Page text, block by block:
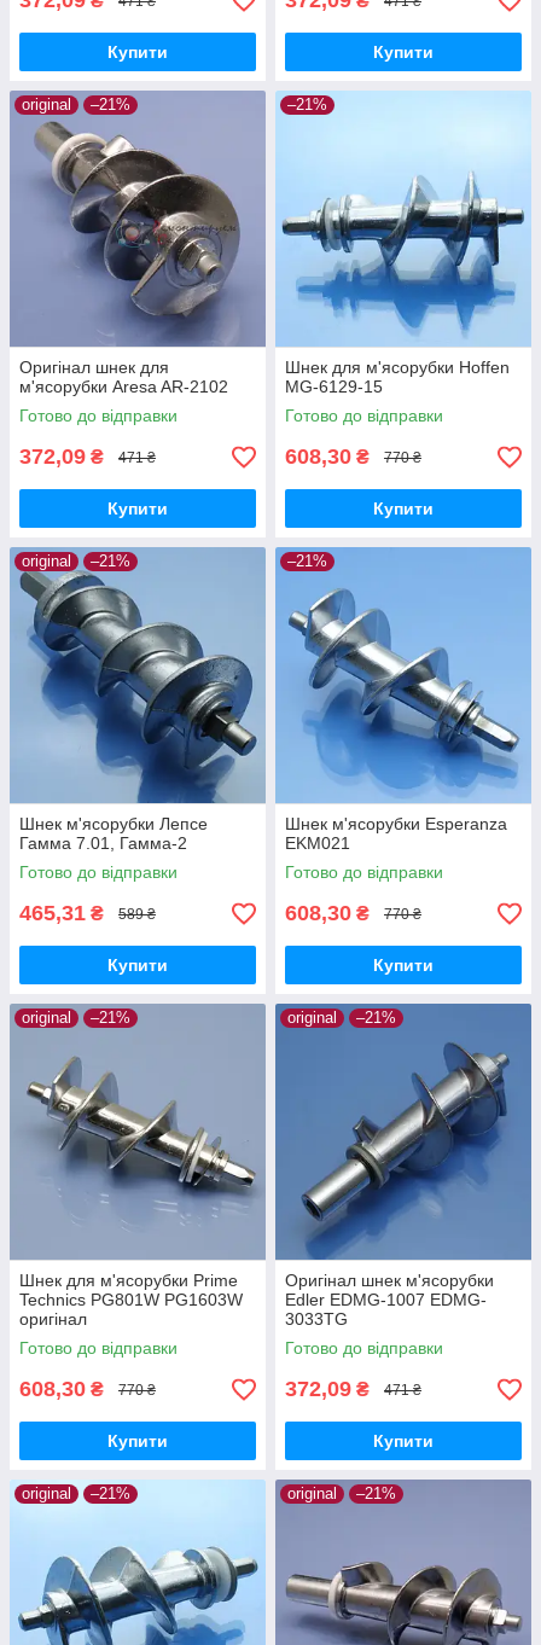
Купити Купити
original –21%
Оригінал шнек для
м'ясорубки Aresa AR-2102
Готово до відправки
372,09 ₴ 471 ₴
Купити
–21%
Шнек для м'ясорубки Hoffen
MG-6129-15
Готово до відправки
608,30 ₴ 770 ₴
Купити
original –21%
Шнек м'ясорубки Лепсе
Гамма 7.01, Гамма-2
Готово до відправки
465,31 ₴ 589 ₴
Купити
–21%
Шнек м'ясорубки Esperanza
EKM021
Готово до відправки
608,30 ₴ 770 ₴
Купити
original –21%
Шнек для м'ясорубки Prime
Technics PG801W PG1603W
оригінал
Готово до відправки
608,30 ₴ 770 ₴
Купити
original –21%
Оригінал шнек м'ясорубки
Edler EDMG-1007 EDMG-
3033TG
Готово до відправки
372,09 ₴ 471 ₴
Купити
original –21% original –21%